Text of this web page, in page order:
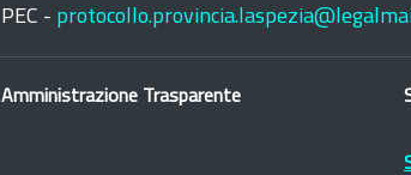
PEC -
Amministrazione Trasparente